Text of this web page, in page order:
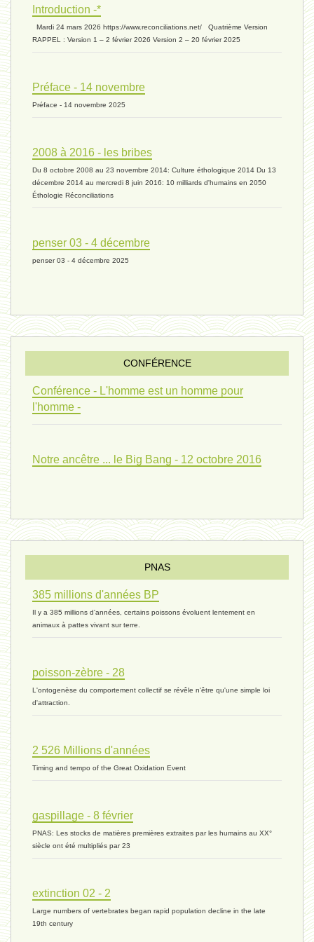
biomasse - 10 mai 2024*
univers 11 - 28 mars 2024*
penser 01 - 9 février 2024 *
univers 09 V4 - 26 janvier 2024 *
monogamie 03 - 21 novembre 2023 *
évolution 06 - 9 novembre 2023 *
vivant 07 - 22 octobre 2023 *
vivant 06 - 19 octobre 2023 *
externalité - 29 septembre 2023 *
Introduction -*
Mardi 24 mars 2026 https://www.reconciliations.net/ Quatrième Version
RAPPEL : Version 1 – 2 février 2026 Version 2 – 20 février 2025
Préface - 14 novembre
Préface - 14 novembre 2025
2008 à 2016 - les bribes
Du 8 octobre 2008 au 23 novembre 2014: Culture éthologique 2014 Du 13
décembre 2014 au mercredi 8 juin 2016: 10 milliards d'humains en 2050
Éthologie Réconciliations
penser 03 - 4 décembre
penser 03 - 4 décembre 2025
CONFÉRENCE
Conférence - L'homme est un homme pour
l'homme -
Notre ancêtre ... le Big Bang - 12 octobre 2016
PNAS
385 millions d'années BP
Il y a 385 millions d'années, certains poissons évoluent lentement en
animaux à pattes vivant sur terre.
poisson-zèbre - 28
L'ontogenèse du comportement collectif se révêle n'être qu'une simple loi
d'attraction.
2 526 Millions d'années
Timing and tempo of the Great Oxidation Event
gaspillage - 8 février
PNAS: Les stocks de matières premières extraites par les humains au XX°
siècle ont été multipliés par 23
extinction 02 - 2
Large numbers of vertebrates began rapid population decline in the late
19th century